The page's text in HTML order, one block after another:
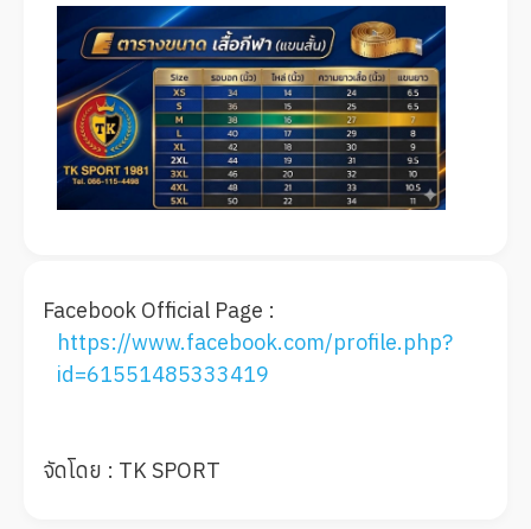
Facebook Official Page :
https://www.facebook.com/profile.php?
id=61551485333419
จัดโดย : TK SPORT